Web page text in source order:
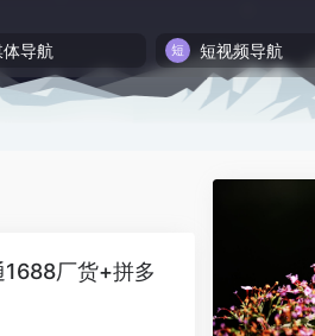
体导航 短视频导航
1688厂货+拼多